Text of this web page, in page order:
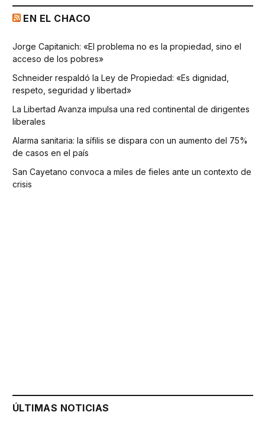
EN EL CHACO
Jorge Capitanich: «El problema no es la propiedad, sino el
acceso de los pobres»
Schneider respaldó la Ley de Propiedad: «Es dignidad,
respeto, seguridad y libertad»
La Libertad Avanza impulsa una red continental de dirigentes
liberales
Alarma sanitaria: la sífilis se dispara con un aumento del 75%
de casos en el país
San Cayetano convoca a miles de fieles ante un contexto de
crisis
ÚLTIMAS NOTICIAS